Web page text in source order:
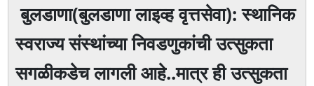
बुलडाणा(बुलडाणा लाइव्ह वृत्तसेवा): स्थानिक
स्वराज्य संस्थांच्या निवडणुकांची उत्सुकता
सगळीकडेच लागली आहे..मात्र ही उत्सुकता